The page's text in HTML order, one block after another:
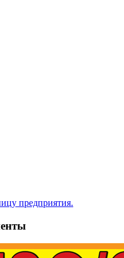
предприятия.